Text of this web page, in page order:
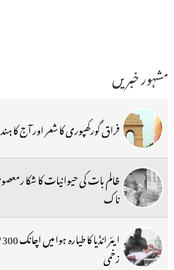
مشہور خبریں
فراق گورکھپوری کا شعر اور آج کا
ظالم بات کی حیوانیات کا شکا
ناک
زخمی